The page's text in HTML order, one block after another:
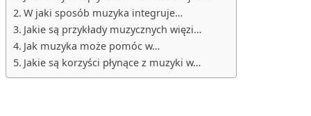
W jaki sposób muzyka integruje…
Jakie są przykłady muzycznych więzi…
Jak muzyka może pomóc w…
Jakie są korzyści płynące z muzyki w…